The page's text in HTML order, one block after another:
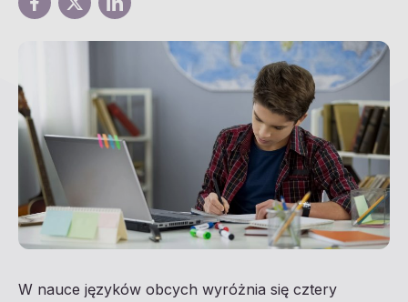
W nauce języków obcych wyróżnia się cztery